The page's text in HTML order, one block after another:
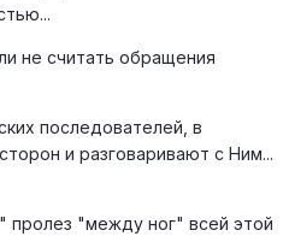
не считать обращения
последователей, в
и разговаривают с Ним...
пролез "между ног" всей этой